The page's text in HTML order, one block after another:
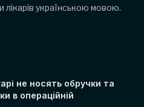
лікарів українською мовою.
не носять обручки та
в операційній